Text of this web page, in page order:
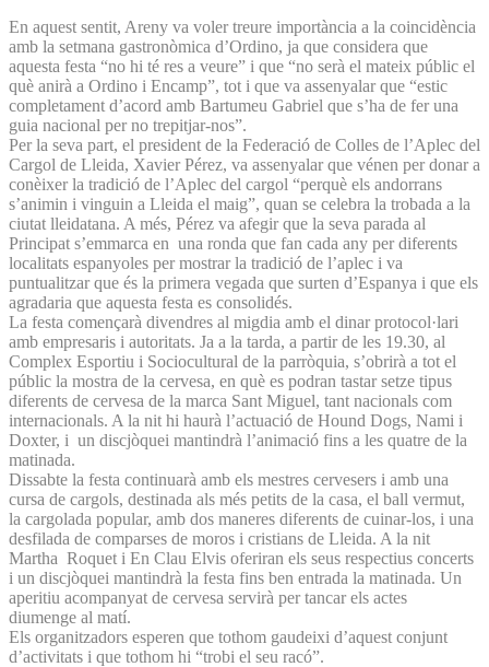
En aquest sentit, Areny va voler treure importància a la coincidència
amb la setmana gastronòmica d’Ordino, ja que considera que
aquesta festa “no hi té res a veure” i que “no serà el mateix públic el
què anirà a Ordino i Encamp”, tot i que va assenyalar que “estic
completament d’acord amb Bartumeu Gabriel que s’ha de fer una
guia nacional per no trepitjar-nos”.
Per la seva part, el president de la Federació de Colles de l’Aplec del
Cargol de Lleida, Xavier Pérez, va assenyalar que vénen per donar a
conèixer la tradició de l’Aplec del cargol “perquè els andorrans
s’animin i vinguin a Lleida el maig”, quan se celebra la trobada a la
ciutat lleidatana. A més, Pérez va afegir que la seva parada al
Principat s’emmarca en una ronda que fan cada any per diferents
localitats espanyoles per mostrar la tradició de l’aplec i va
puntualitzar que és la primera vegada que surten d’Espanya i que els
agradaria que aquesta festa es consolidés.
La festa començarà divendres al migdia amb el dinar protocol·lari
amb empresaris i autoritats. Ja a la tarda, a partir de les 19.30, al
Complex Esportiu i Sociocultural de la parròquia, s’obrirà a tot el
públic la mostra de la cervesa, en què es podran tastar setze tipus
diferents de cervesa de la marca Sant Miguel, tant nacionals com
internacionals. A la nit hi haurà l’actuació de Hound Dogs, Nami i
Doxter, i un discjòquei mantindrà l’animació fins a les quatre de la
matinada.
Dissabte la festa continuarà amb els mestres cervesers i amb una
cursa de cargols, destinada als més petits de la casa, el ball vermut,
la cargolada popular, amb dos maneres diferents de cuinar-los, i una
desfilada de comparses de moros i cristians de Lleida. A la nit
Martha Roquet i En Clau Elvis oferiran els seus respectius concerts
i un discjòquei mantindrà la festa fins ben entrada la matinada. Un
aperitiu acompanyat de cervesa servirà per tancar els actes
diumenge al matí.
Els organitzadors esperen que tothom gaudeixi d’aquest conjunt
d’activitats i que tothom hi “trobi el seu racó”.